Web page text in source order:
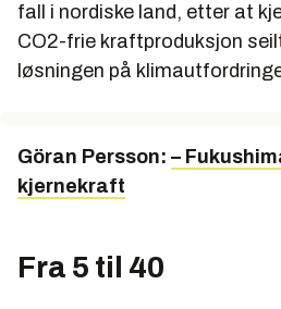
fall i nordiske land, etter at
CO2-frie kraftproduksjon
løsningen på
Göran Persson: –
kjernekraft
Fra 5 til 40